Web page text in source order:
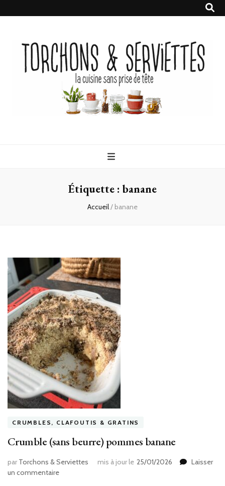
Serviettes
Étiquette : banane
Accueil/ banane
CRUMBLES, CLAFOUTIS & GRATINS
Crumble (sans beurre) pommes banane
par Torchons & Serviettes mis à jour le 25/01/2026
Laisser
un commentairesur